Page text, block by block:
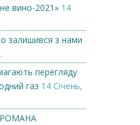
вино-2021» 14
залишився з нами
перегляду
газ 14 Січень,